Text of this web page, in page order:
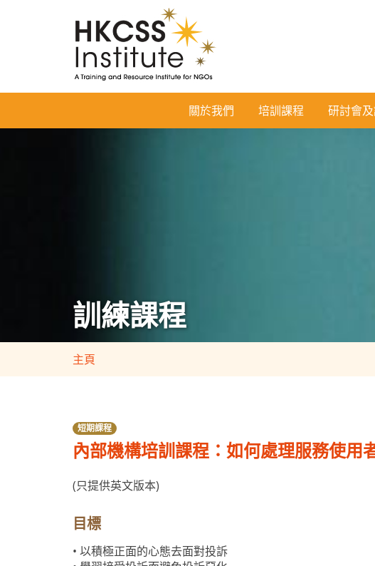
Institute
關於我們 培訓課程 研討會
訓練課程
主頁
短期課程
內部機構培訓課程：如何處理服務使用
(只提供英文版本)
目標
• 以積極正面的心態去面對投訴